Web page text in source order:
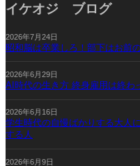
イケオジ ブログ
2026年7月24日
昭和脳は卒業しろ！部下はお前
2026年6月29日
AI時代の生き方 終身雇用は終わ
2026年6月16日
学生時代の自慢ばかりする大人
する人
2026年6月9日